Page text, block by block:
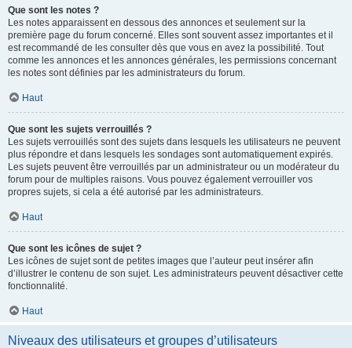
Que sont les notes ?
Les notes apparaissent en dessous des annonces et seulement sur la
première page du forum concerné. Elles sont souvent assez importantes et il
est recommandé de les consulter dès que vous en avez la possibilité. Tout
comme les annonces et les annonces générales, les permissions concernant
les notes sont définies par les administrateurs du forum.
Haut
Que sont les sujets verrouillés ?
Les sujets verrouillés sont des sujets dans lesquels les utilisateurs ne peuvent
plus répondre et dans lesquels les sondages sont automatiquement expirés.
Les sujets peuvent être verrouillés par un administrateur ou un modérateur du
forum pour de multiples raisons. Vous pouvez également verrouiller vos
propres sujets, si cela a été autorisé par les administrateurs.
Haut
Que sont les icônes de sujet ?
Les icônes de sujet sont de petites images que l’auteur peut insérer afin
d’illustrer le contenu de son sujet. Les administrateurs peuvent désactiver cette
fonctionnalité.
Haut
Niveaux des utilisateurs et groupes d’utilisateurs